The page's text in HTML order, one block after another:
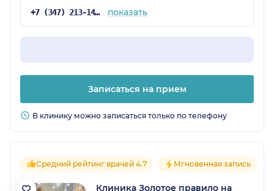
+7 (347) 213-14-25 показать
Записаться на прием
В клинику можно записаться только по телефону
Средний рейтинг врачей 4.7 Мгновенная запись
Клиника Золотое правило на